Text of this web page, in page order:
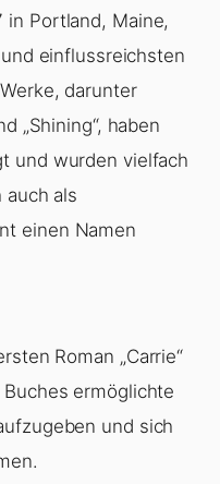
in Portland, Maine,
einflussreichsten
darunter
„Shining“, haben
und wurden vielfach
als
einen Namen
Roman „Carrie“
ermöglichte
und sich